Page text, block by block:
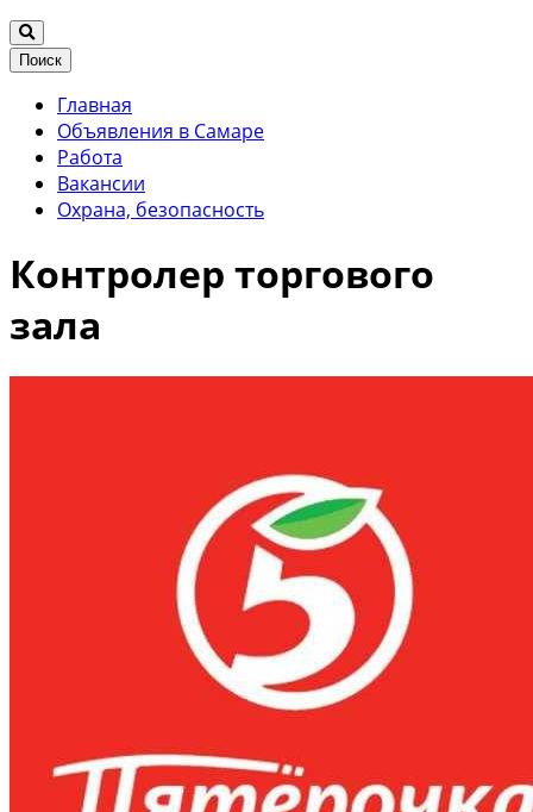
Поиск
Главная
Объявления в Самаре
Работа
Вакансии
Охрана, безопасность
Контролер торгового
зала